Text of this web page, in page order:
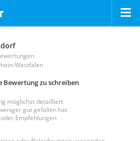
Westfalen
Bewertung zu schreiben
möglichst detailliert
gut gefallen hat
Empfehlungen